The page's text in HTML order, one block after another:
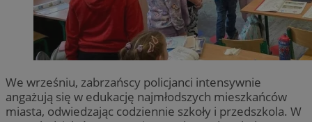
We wrześniu, zabrzańscy policjanci intensywnie
angażują się w edukację najmłodszych mieszkańców
miasta, odwiedzając codziennie szkoły i przedszkola. W